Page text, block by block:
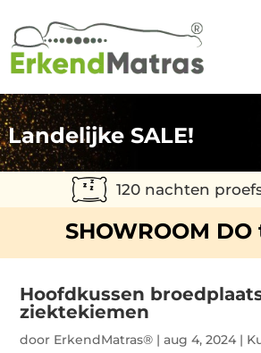
Landelijke SALE!
120 nachten
SHOWROOM
Hoofdkussen
ziektekiemen
door ErkendMatras® |aug 4, 2024 |